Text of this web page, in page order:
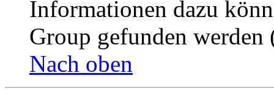
Informationen dazu
Group gefunden
Nach oben